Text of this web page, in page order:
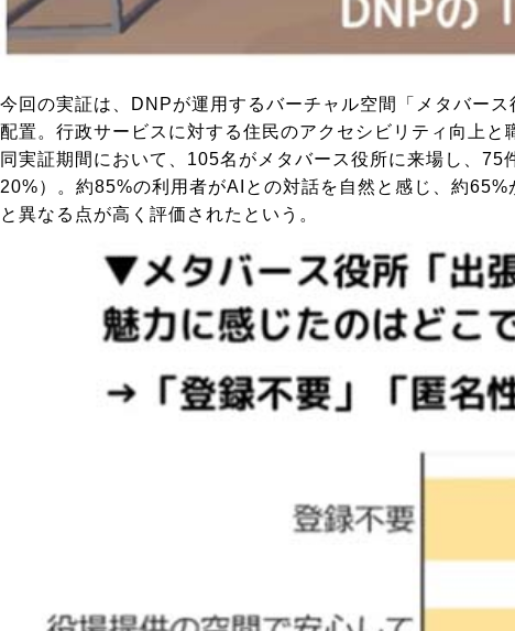
今回の実証は、DNPが運用するバーチャル空間「メタバー
配置。行政サービスに対する住民のアクセシビリティ向上
同実証期間において、105名がメタバース役所に来場し、
20%）。約85%の利用者がAIとの対話を自然と感じ、約
と異なる点が高く評価されたという。